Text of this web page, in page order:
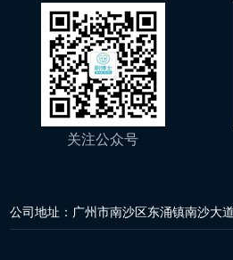
关注公众号
公司地址：广州市南沙区东涌镇南沙大